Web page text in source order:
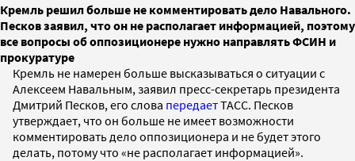
Кремль решил больше не комментировать дело Навального.
Песков заявил, что он не располагает информацией, поэтому
все вопросы об оппозиционере нужно направлять ФСИН и
прокуратуре
Кремль не намерен больше высказываться о ситуации с
Алексеем Навальным, заявил пресс-секретарь президента
Дмитрий Песков, его слова передаетТАСС. Песков
утверждает, что он больше не имеет возможности
комментировать дело оппозиционера и не будет этого
делать, потому что «не располагает информацией».